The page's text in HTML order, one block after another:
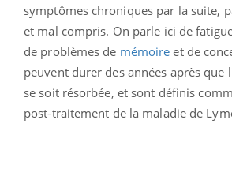
symptômes chroniques par la suite,
et mal compris. On parle ici de
de problèmes de mémoire et de
peuvent durer des années après
se soit résorbée, et sont définis
post-traitement de la maladie de